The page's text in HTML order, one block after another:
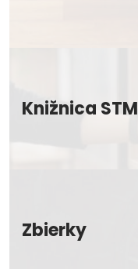
Knižnica STM
Zbierky